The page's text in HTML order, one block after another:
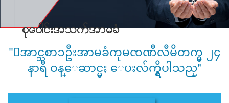
စုေပါင္းအသက္အာမခံ
"ေအာင္သစာၥဦးအာမခံကုမၸဏီလီမိတက္မွ ၂၄
နာရီ ဝန္ေဆာင္မႈ ေပးလ်က္ရွိပါသည္"